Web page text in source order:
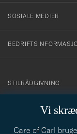
Vi
Care of Carl
SOSIALE MEDIER
STILRÅDGIVNING
STILRÅDGIVNING